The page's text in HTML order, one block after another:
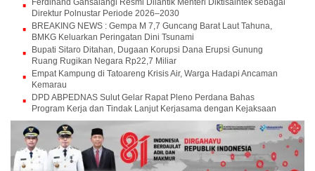
Ferdinand Gansalangi Resmi Dilantik Menteri Diktisaintek sebagai
Direktur Polnustar Periode 2026–2030
BREAKING NEWS : Gempa M 7,7 Guncang Barat Laut Tahuna,
BMKG Keluarkan Peringatan Dini Tsunami
Bupati Sitaro Ditahan, Dugaan Korupsi Dana Erupsi Gunung
Ruang Rugikan Negara Rp22,7 Miliar
Empat Kampung di Tatoareng Krisis Air, Warga Hadapi Ancaman
Kemarau
DPD ABPEDNAS Sulut Gelar Rapat Pleno Perdana Bahas
Program Kerja dan Tindak Lanjut Kerjasama dengan Kejaksaan